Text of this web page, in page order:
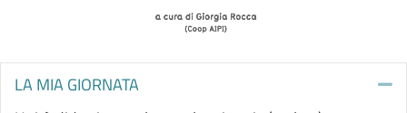
LA MIA GIORNATA